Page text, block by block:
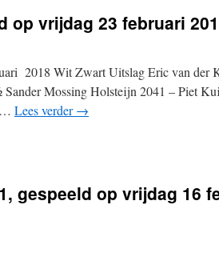
op vrijdag 23 februari
2018 Wit Zwart Uitslag Eric van der
Mossing Holsteijn 2041 – Piet
… Lees verder→
gespeeld op vrijdag 16